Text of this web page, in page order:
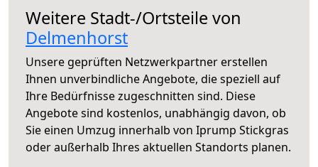
Weitere Stadt-/Ortsteile von
Delmenhorst
Unsere geprüften Netzwerkpartner erstellen
Ihnen unverbindliche Angebote, die speziell auf
Ihre Bedürfnisse zugeschnitten sind. Diese
Angebote sind kostenlos, unabhängig davon, ob
Sie einen Umzug innerhalb von Iprump Stickgras
oder außerhalb Ihres aktuellen Standorts planen.